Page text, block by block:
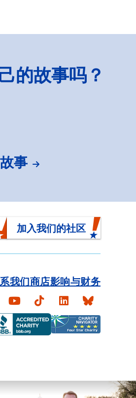
的故事吗？
事
加入我们的社区
我们商店影响与财务
YouTubeTikTokLinkedInBluesky